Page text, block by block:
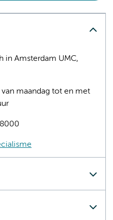
in Amsterdam UMC,
maandag tot en met